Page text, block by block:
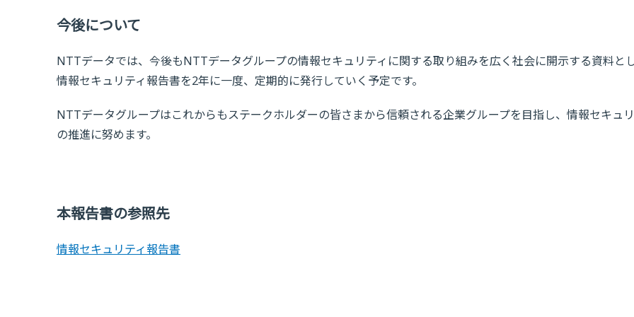
今後について
NTTデータでは、今後もNTTデータグループの情報セキュリティに関する取り組みを広く社会に開示する資料と
情報セキュリティ報告書を2年に一度、定期的に発行していく予定です。
NTTデータグループはこれからもステークホルダーの皆さまから信頼される企業グループを目指し、情報セキュ
の推進に努めます。
本報告書の参照先
情報セキュリティ報告書